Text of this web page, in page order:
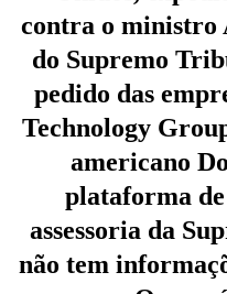
contra o ministro
do Supremo
pedido das
Technology
americano
plataforma
assessoria da
não tem